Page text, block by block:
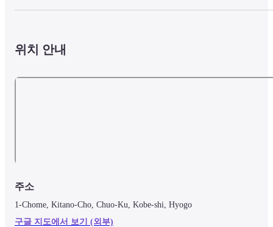
위치 안내
주소
1-Chome, Kitano-Cho, Chuo-Ku, Kobe-shi, Hyogo
구글 지도에서 보기 (외부)